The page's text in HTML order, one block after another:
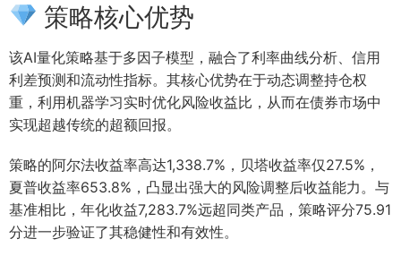
策略核心优势
该AI量化策略基于多因子模型，融合了利率曲线分析、信用
利差预测和流动性指标。其核心优势在于动态调整持仓权
重，利用机器学习实时优化风险收益比，从而在债券市场中
实现超越传统的超额回报。
策略的阿尔法收益率高达1,338.7%，贝塔收益率仅27.5%，
夏普收益率653.8%，凸显出强大的风险调整后收益能力。与
基准相比，年化收益7,283.7%远超同类产品，策略评分75.91
分进一步验证了其稳健性和有效性。